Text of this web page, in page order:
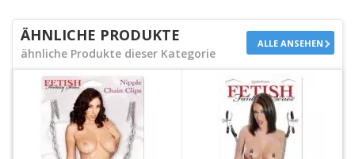
ÄHNLICHE PRODUKTE
ähnliche Produkte dieser Kategorie
ALLE ANSEHEN